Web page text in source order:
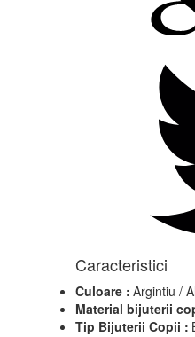
Caracteristici
Culoare : Argintiu /
Material bijuterii
Tip Bijuterii Copii :